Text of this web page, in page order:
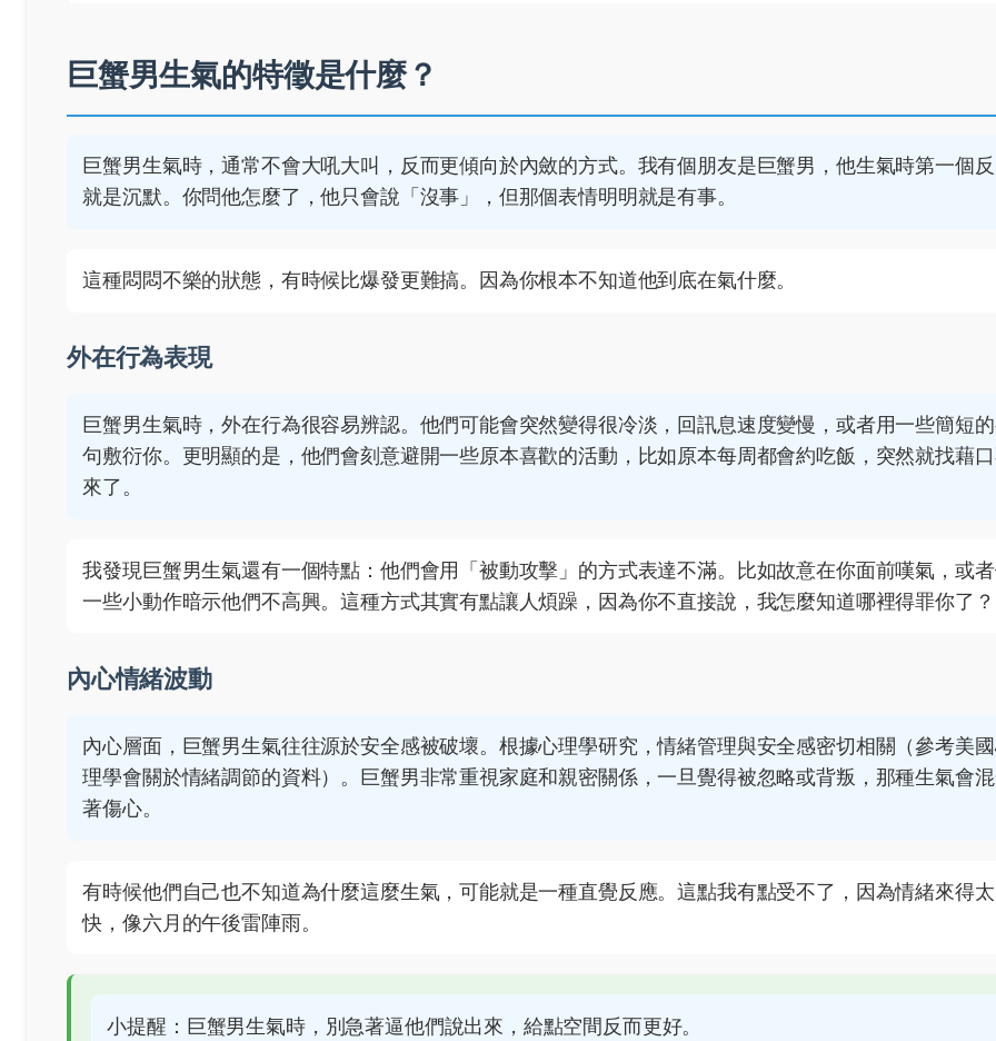
巨蟹男生氣的特徵是什麼？
巨蟹男生氣時，通常不會大吼大叫，反而更傾向於內斂的方式。我有個朋友是巨蟹男，他生氣時第一個
就是沉默。你問他怎麼了，他只會說「沒事」，但那個表情明明就是有事。
這種悶悶不樂的狀態，有時候比爆發更難搞。因為你根本不知道他到底在氣什麼。
外在行為表現
巨蟹男生氣時，外在行為很容易辨認。他們可能會突然變得很冷淡，回訊息速度變慢，或者用一些簡短
句敷衍你。更明顯的是，他們會刻意避開一些原本喜歡的活動，比如原本每周都會約吃飯，突然就找藉
來了。
我發現巨蟹男生氣還有一個特點：他們會用「被動攻擊」的方式表達不滿。比如故意在你面前嘆氣，或
一些小動作暗示他們不高興。這種方式其實有點讓人煩躁，因為你不直接說，我怎麼知道哪裡得罪你了？
內心情緒波動
內心層面，巨蟹男生氣往往源於安全感被破壞。根據心理學研究，情緒管理與安全感密切相關（參考美
理學會關於情緒調節的資料）。巨蟹男非常重視家庭和親密關係，一旦覺得被忽略或背叛，那種生氣會
著傷心。
有時候他們自己也不知道為什麼這麼生氣，可能就是一種直覺反應。這點我有點受不了，因為情緒來得太
快，像六月的午後雷陣雨。
小提醒：巨蟹男生氣時，別急著逼他們說出來，給點空間反而更好。